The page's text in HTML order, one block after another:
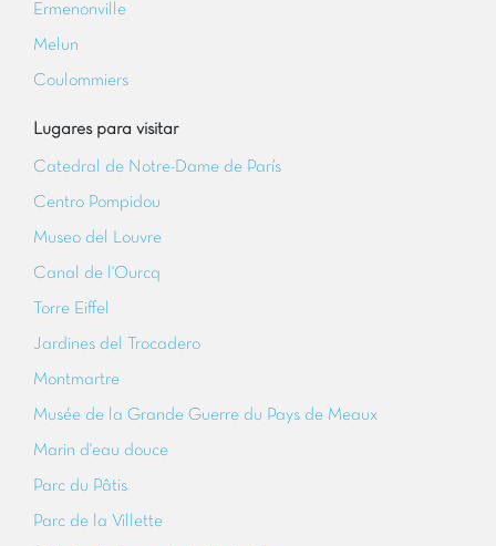
Ermenonville
Melun
Coulommiers
Lugares para visitar
Catedral de Notre-Dame de París
Centro Pompidou
Museo del Louvre
Canal de l'Ourcq
Torre Eiffel
Jardines del Trocadero
Montmartre
Musée de la Grande Guerre du Pays de Meaux
Marin d'eau douce
Parc du Pâtis
Parc de la Villette